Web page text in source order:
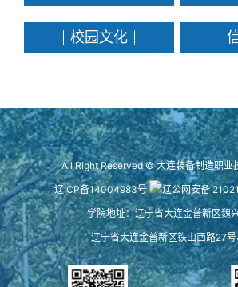
校园文化
All Right Reserved © 大连装备制造职业
辽ICP备14004983号
辽公网安备
学院地址：辽宁省大连金普新区魏
辽宁省大连金普新区铁山西路27